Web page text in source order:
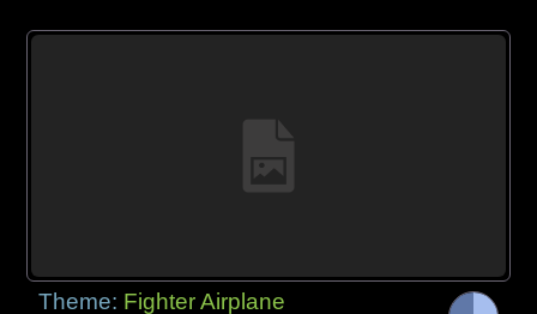
Theme: Fighter Airplane